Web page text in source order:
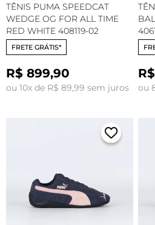
TÊNIS PUMA SPEEDCAT
WEDGE OG FOR ALL TIME
RED WHITE 408119-02
FRETE GRÁTIS*
R$ 899,90
ou 10x de R$ 89,99 sem juros ou